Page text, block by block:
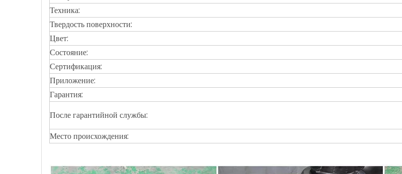
Техника:
Твердость поверхности:
Цвет:
Состояние:
Сертификация:
Приложение:
Гарантия:
После гарантийной службы:
Место происхождения: